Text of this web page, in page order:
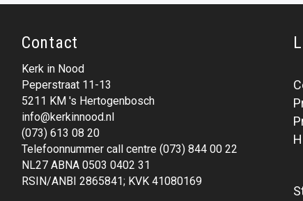
Contact
Kerk in Nood
Peperstraat 11-13
5211 KM 's Hertogenbosch
info@kerkinnood.nl
(073) 613 08 20
Telefoonnummer call centre (073) 844 00 22
NL27 ABNA 0503 0402 31
RSIN/ANBI 2865841; KVK 41080169